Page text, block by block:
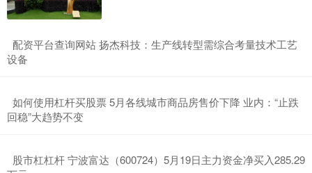
​配资平台查询网站 扬杰科技：生产线转型需综合考量技术工艺
设备
​如何使用杠杆买股票 5月各线城市商品房售价下降 业内：“止跌
回稳”大趋势不变
​股市杠杠杆 宁波富达（600724）5月19日主力资金净买入285.29